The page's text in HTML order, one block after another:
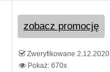
zobacz promocję
Zweryfikowane 2.12.2020
Pokaż: 670x